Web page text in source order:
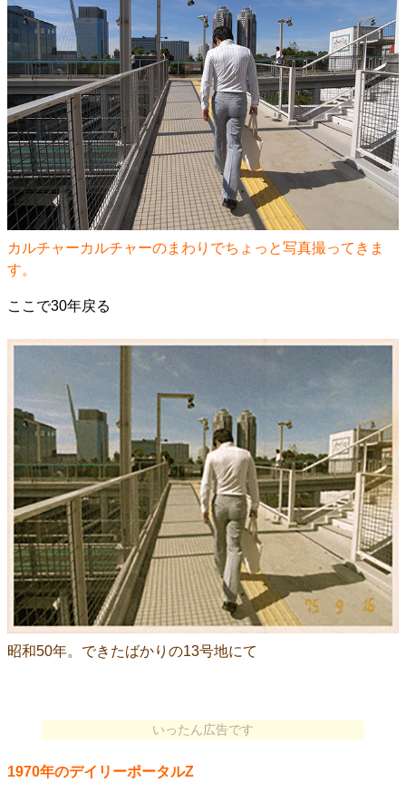
カルチャーカルチャーのまわりでちょっと写真撮ってきま
す。
ここで30年戻る
昭和50年。できたばかりの13号地にて
いったん広告です
1970年のデイリーポータルZ